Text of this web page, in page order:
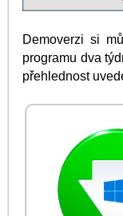
Demoverzi si
programu dva
přehlednost